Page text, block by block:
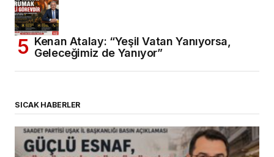
Kenan Atalay: “Yeşil Vatan Yanıyorsa,
Geleceğimiz de Yanıyor”
SICAK HABERLER